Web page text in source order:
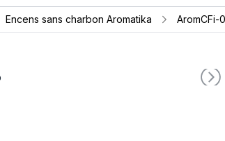
Encens sans charbon Aromatika AromCFi-